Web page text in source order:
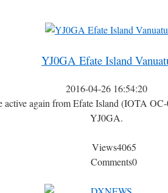
YJ0GA Efate Island
2016-04-26 16:54:20
again from Efate Island (IOTA OC-
YJ0GA.
Views4065
Comments0